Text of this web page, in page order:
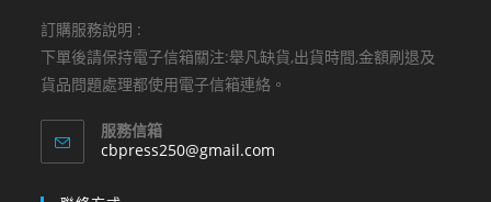
訂購服務說明 :
下單後請保持電子信箱關注:舉凡缺貨,出貨時間,金額刷退及
貨品問題處理都使用電子信箱連絡。
服務信箱
cbpress250@gmail.com